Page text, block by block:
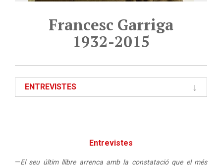
Francesc Garriga
1932-2015
ENTREVISTES
Entrevistes
—El seu últim llibre arrenca amb la constatació que el més